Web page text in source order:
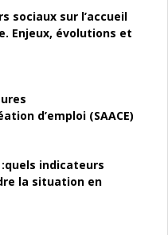
sociaux sur l’accueil
Enjeux, évolutions et
d’emploi (SAACE)
indicateurs
la situation en